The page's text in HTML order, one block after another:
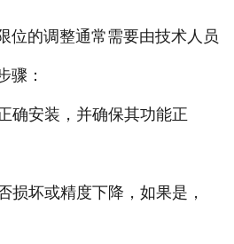
企业视频
位的调整通常需要由技术人员
骤：
确安装，并确保其功能正
损坏或精度下降，如果是，